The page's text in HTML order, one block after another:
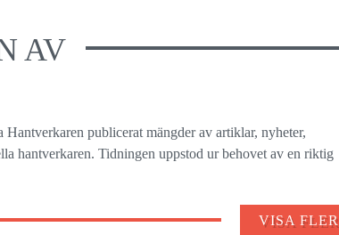
AV
publicerat mängder av artiklar, nyheter,
hantverkaren. Tidningen uppstod ur behovet av en riktig
VISA FLER